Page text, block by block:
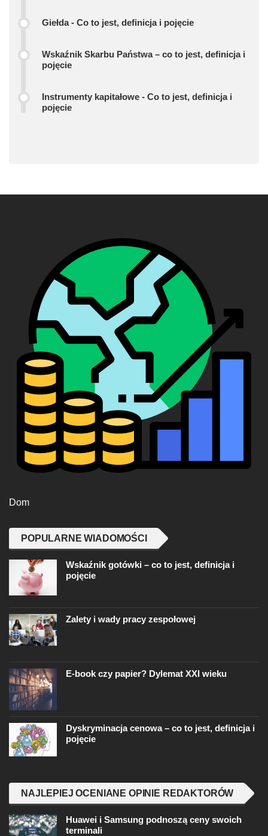
Giełda - Co to jest, definicja i pojęcie
Wskaźnik Skarbu Państwa – co to jest, definicja i
pojęcie
Instrumenty kapitałowe - Co to jest, definicja i
pojęcie
Dom
POPULARNE WIADOMOŚCI
Wskaźnik gotówki – co to jest, definicja i
pojęcie
Zalety i wady pracy zespołowej
E-book czy papier? Dylemat XXI wieku
Dyskryminacja cenowa – co to jest, definicja i
pojęcie
NAJLEPIEJ OCENIANE OPINIE REDAKTORÓW
Huawei i Samsung podnoszą ceny swoich
terminali